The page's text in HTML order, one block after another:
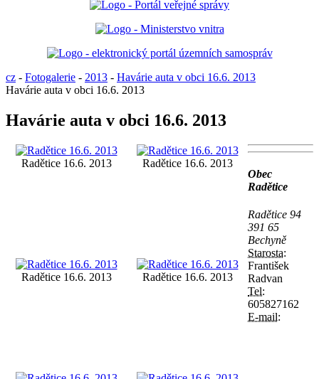
cz - Fotogalerie - 2013 - Havárie auta v obci 16.6. 2013
Havárie auta v obci 16.6. 2013
Havárie auta v obci 16.6. 2013
Radětice 16.6. 2013 Radětice 16.6. 2013
Radětice 16.6. 2013 Radětice 16.6. 2013
Obec
Radětice
Radětice 94
391 65
Bechyně
Starosta:
František
Radvan
Tel:
605827162
E-mail: